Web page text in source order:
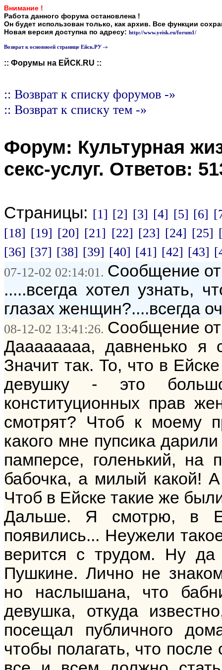
Внимание !
Работа данного форума остановлена !
Он будет использован только, как архив. Все функции
Новая версия доступна по адресу: http://www.yeisk.ru/forum1/
Возврат к основноей странице Ейск.РУ -»
:: Форумы на ЕЙСК.RU ::
:: Возврат к списку форумов -»
:: Возврат к списку тем -»
Форум: Культурная
секс-услуг. Ответов:
Страницы: [1] [2] [3] [4] [5] [6]
[18] [19] [20] [21] [22] [23] [24] [25]
[36] [37] [38] [39] [40] [41] [42] [43]
07-12-02 02:14:01. Сообщение
.....всегда хотел узнать,
глазах женщин?....всегда
08-12-02 13:41:26. Сообщение
Даааааааа, давненько
Значит так. То, что в
девушку - это
конституционных прав
смотрят? Чтоб к моему
какого мне пупсика
памперсе, голенький, на
бабочка, а милый какой!
Чтоб в Ейске такие же
Дальше. Я смотрю, в
появились... Неужели
верится с трудом. Ну
Пушкине. Лично не
но наслышана, что
девушка, откуда
посещал публичного
чтобы полагать, что